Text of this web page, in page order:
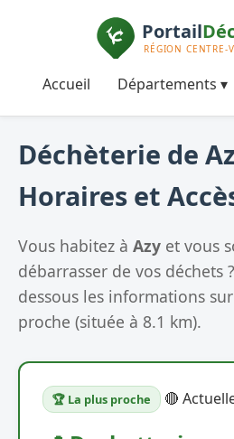
Accueil Départements ▾
Déchèterie de
Horaires et
Vous habitez à Azy et vous
débarrasser de vos déchets
dessous les informations
proche (située à 8.1 km).
🏆 La plus proche 🔴